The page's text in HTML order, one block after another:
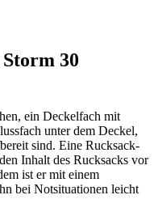
30
ein Deckelfach mit
unter dem Deckel,
sind. Eine Rucksack-
Inhalt des Rucksacks vor
ist er mit einem
bei Notsituationen leicht